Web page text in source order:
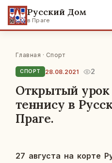
Русский Дом
в Праге
Главная · Спорт
СПОРТ 28.08.2021 2
Открытый
теннису в
Праге.
27 ав­гу­ста на корте